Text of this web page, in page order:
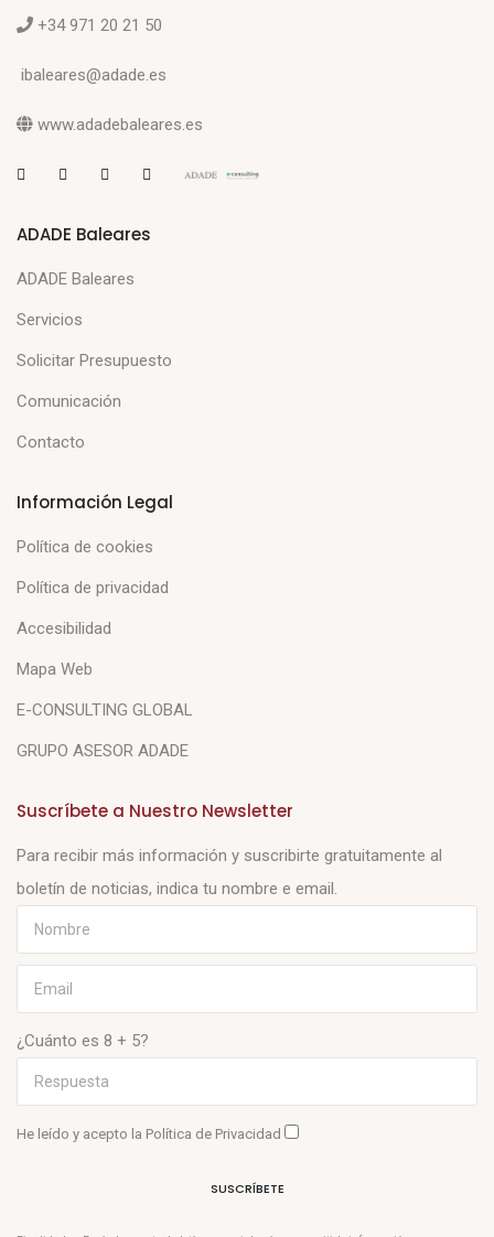
+34 971 20 21 50
ibaleares@adade.es
www.adadebaleares.es
ADADE Baleares
ADADE Baleares
Servicios
Solicitar Presupuesto
Comunicación
Contacto
Información Legal
Política de cookies
Política de privacidad
Accesibilidad
Mapa Web
E-CONSULTING GLOBAL
GRUPO ASESOR ADADE
Suscríbete a Nuestro Newsletter
Para recibir más información y suscribirte gratuitamente al
boletín de noticias, indica tu nombre e email.
¿Cuánto es 8 + 5?
He leído y acepto la Política de Privacidad
SUSCRÍBETE